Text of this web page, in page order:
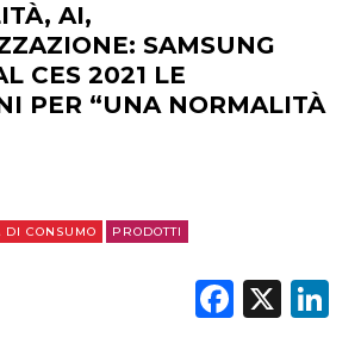
AI,
SAMSUNG
CES 2021 LE
PER “UNA NORMALITÀ
DI CONSUMO PRODOTTI
X